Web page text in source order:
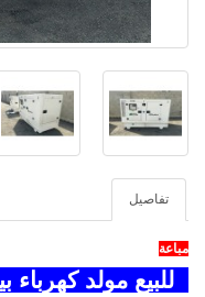
تفاصيل
مباعة